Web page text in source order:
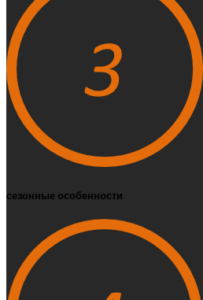
сезонные особенности